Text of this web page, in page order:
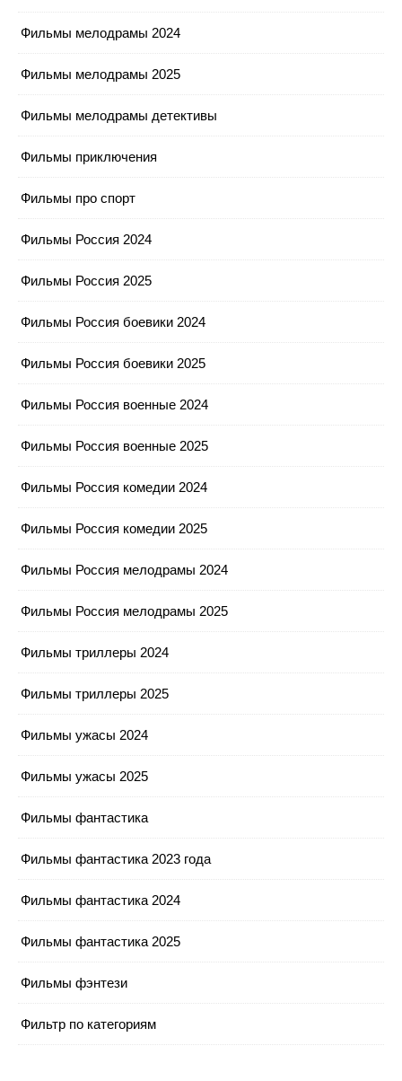
Фильмы мелодрамы 2024
Фильмы мелодрамы 2025
Фильмы мелодрамы детективы
Фильмы приключения
Фильмы про спорт
Фильмы Россия 2024
Фильмы Россия 2025
Фильмы Россия боевики 2024
Фильмы Россия боевики 2025
Фильмы Россия военные 2024
Фильмы Россия военные 2025
Фильмы Россия комедии 2024
Фильмы Россия комедии 2025
Фильмы Россия мелодрамы 2024
Фильмы Россия мелодрамы 2025
Фильмы триллеры 2024
Фильмы триллеры 2025
Фильмы ужасы 2024
Фильмы ужасы 2025
Фильмы фантастика
Фильмы фантастика 2023 года
Фильмы фантастика 2024
Фильмы фантастика 2025
Фильмы фэнтези
Фильтр по категориям